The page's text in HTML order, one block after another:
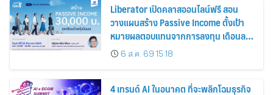
Liberator เปิดคลาสออนไลน์ฟรี สอน
วางแผนสร้าง Passive Income ตั้งเป้า
หมายผลตอบแทนจากการลงทุน เดือนละ
30,000 บาท ด้วยหุ้นปันผล
6 ส.ค. 69 15:18
4 เทรนด์ AI ในอนาคต ที่จะพลิกโฉมธุรกิจ